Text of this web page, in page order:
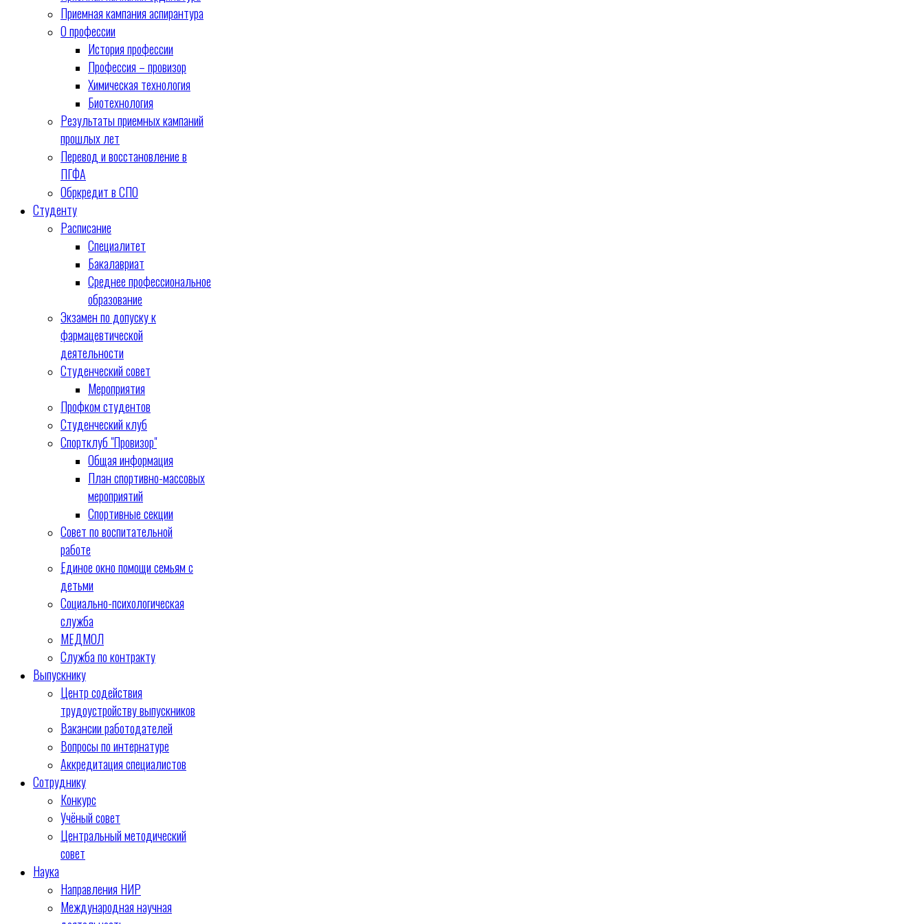
Приемная кампания аспирантура
О профессии
История профессии
Профессия – провизор
Химическая технология
Биотехнология
Результаты приемных кампаний
прошлых лет
Перевод и восстановление в
ПГФА
Обркредит в СПО
Студенту
Расписание
Специалитет
Бакалавриат
Среднее профессиональное
образование
Экзамен по допуску к
фармацевтической
деятельности
Студенческий совет
Мероприятия
Профком студентов
Студенческий клуб
Спортклуб "Провизор"
Общая информация
План спортивно-массовых
мероприятий
Спортивные секции
Совет по воспитательной
работе
Единое окно помощи семьям с
детьми
Социально-психологическая
служба
МЕДМОЛ
Служба по контракту
Выпускнику
Центр содействия
трудоустройству выпускников
Вакансии работодателей
Вопросы по интернатуре
Аккредитация специалистов
Сотруднику
Конкурс
Учёный совет
Центральный методический
совет
Наука
Направления НИР
Международная научная